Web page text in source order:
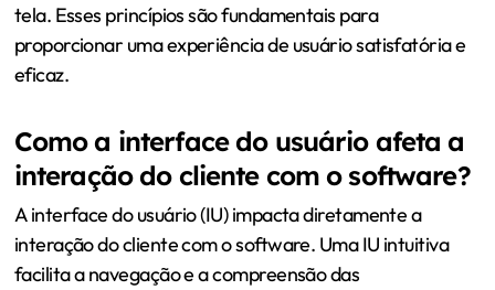
tela. Esses princípios são fundamentais para
proporcionar uma experiência de usuário satisfatória e
eficaz.
Como a interface do usuário afeta a
interação do cliente com o software?
A interface do usuário (IU) impacta diretamente a
interação do cliente com o software. Uma IU intuitiva
facilita a navegação e a compreensão das